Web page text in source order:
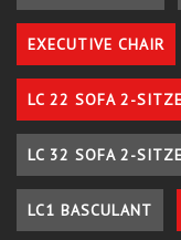
EXECUTIVE CHAIR
LC 22 SOFA 2-
LC 32 SOFA 2-
LC1 BASCULANT